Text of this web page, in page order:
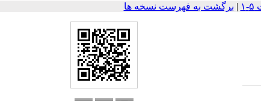
| برگشت به فهرست نسخه ها